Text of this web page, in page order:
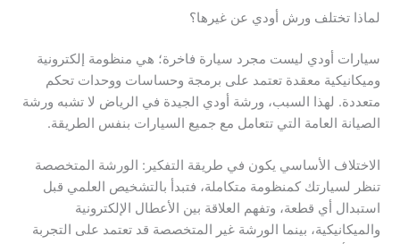
لماذا تختلف ورش أودي عن غيرها؟
سيارات أودي ليست مجرد سيارة فاخرة؛ هي منظومة إلكترونية
وميكانيكية معقدة تعتمد على برمجة وحساسات ووحدات تحكم
متعددة. لهذا السبب، ورشة أودي الجيدة في الرياض لا تشبه ورشة
الصيانة العامة التي تتعامل مع جميع السيارات بنفس الطريقة.
الاختلاف الأساسي يكون في طريقة التفكير: الورشة المتخصصة
تنظر لسيارتك كمنظومة متكاملة، فتبدأ بالتشخيص العلمي قبل
استبدال أي قطعة، وتفهم العلاقة بين الأعطال الإلكترونية
والميكانيكية، بينما الورشة غير المتخصصة قد تعتمد على التجربة